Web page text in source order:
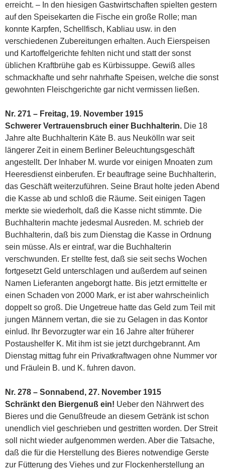
erreicht. – In den hiesigen Gastwirtschaften spielten gestern
auf den Speisekarten die Fische ein große Rolle; man
konnte Karpfen, Schellfisch, Kabliau usw. in den
verschiedenen Zubereitungen erhalten. Auch Eierspeisen
und Kartoffelgerichte fehlten nicht und statt der sonst
üblichen Kraftbrühe gab es Kürbissuppe. Gewiß alles
schmackhafte und sehr nahrhafte Speisen, welche die sonst
gewohnten Fleischgerichte gar nicht vermissen ließen.
Nr. 271 – Freitag, 19. November 1915
Schwerer Vertrauensbruch einer Buchhalterin. Die 18
Jahre alte Buchhalterin Käte B. aus Neukölln war seit
längerer Zeit in einem Berliner Beleuchtungsgeschäft
angestellt. Der Inhaber M. wurde vor einigen Mnoaten zum
Heeresdienst einberufen. Er beauftrage seine Buchhalterin,
das Geschäft weiterzuführen. Seine Braut holte jeden Abend
die Kasse ab und schloß die Räume. Seit einigen Tagen
merkte sie wiederholt, daß die Kasse nicht stimmte. Die
Buchhalterin machte jedesmal Ausreden. M. schrieb der
Buchhalterin, daß bis zum Dienstag die Kasse in Ordnung
sein müsse. Als er eintraf, war die Buchhalterin
verschwunden. Er stellte fest, daß sie seit sechs Wochen
fortgesetzt Geld unterschlagen und außerdem auf seinen
Namen Lieferanten angeborgt hatte. Bis jetzt ermittelte er
einen Schaden von 2000 Mark, er ist aber wahrscheinlich
doppelt so groß. Die Ungetreue hatte das Geld zum Teil mit
jungen Männern vertan, die sie zu Gelagen in das Kontor
einlud. Ihr Bevorzugter war ein 16 Jahre alter früherer
Postaushelfer K. Mit ihm ist sie jetzt durchgebrannt. Am
Dienstag mittag fuhr ein Privatkraftwagen ohne Nummer vor
und Fräulein B. und K. fuhren davon.
Nr. 278 – Sonnabend, 27. November 1915
Schränkt den Biergenuß ein! Ueber den Nährwert des
Bieres und die Genußfreude an diesem Getränk ist schon
unendlich viel geschrieben und gestritten worden. Der Streit
soll nicht wieder aufgenommen werden. Aber die Tatsache,
daß die für die Herstellung des Bieres notwendige Gerste
zur Fütterung des Viehes und zur Flockenherstellung an